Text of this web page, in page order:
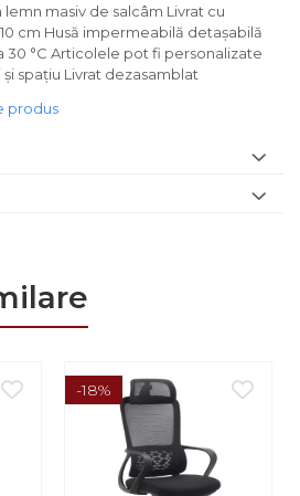
masiv de salcâm Livrat cu
cm Husă impermeabilă detaşabilă
30 °C Articolele pot fi personalizate
spaţiu Livrat dezasamblat
produs
-18%